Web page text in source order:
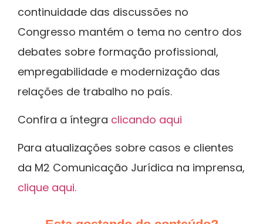
continuidade das discussões no
Congresso mantém o tema no centro dos
debates sobre formação profissional,
empregabilidade e modernização das
relações de trabalho no país.
Confira a íntegra clicando aqui
Para atualizações sobre casos e clientes
da M2 Comunicação Jurídica na imprensa,
clique aqui.